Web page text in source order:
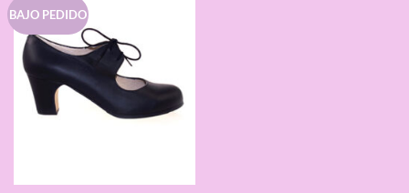
BAJO PEDIDO